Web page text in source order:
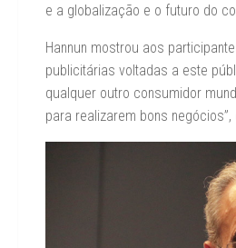
e a globalização e o futuro do
Hannun mostrou aos
publicitárias voltadas a este
qualquer outro consumidor
para realizarem bons negócios”,